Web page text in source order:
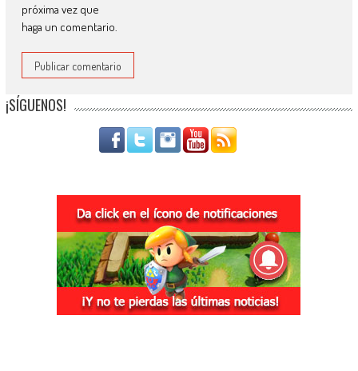
próxima vez que
haga un comentario.
¡SÍGUENOS!